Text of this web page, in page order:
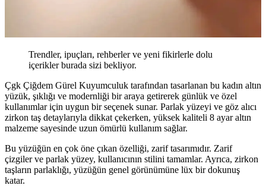
Trendler, ipuçları, rehberler ve yeni fikirlerle dolu
içerikler burada sizi bekliyor.
Çgk Çiğdem Gürel Kuyumculuk tarafından tasarlanan bu kadın altın
yüzük, şıklığı ve modernliği bir araya getirerek günlük ve özel
kullanımlar için uygun bir seçenek sunar. Parlak yüzeyi ve göz alıcı
zirkon taş detaylarıyla dikkat çekerken, yüksek kaliteli 8 ayar altın
malzeme sayesinde uzun ömürlü kullanım sağlar.
Bu yüzüğün en çok öne çıkan özelliği, zarif tasarımıdır. Zarif
çizgiler ve parlak yüzey, kullanıcının stilini tamamlar. Ayrıca, zirkon
taşların parlaklığı, yüzüğün genel görünümüne lüx bir dokunuş
katar.